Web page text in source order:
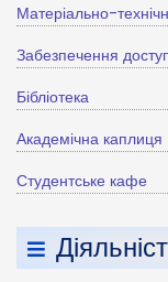
Матеріально-
Забезпечення
Бібліотека
Академічна каплиця
Студентське кафе